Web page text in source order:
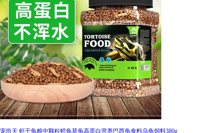
宠尚天 虾干龟粮中颗粒鳄龟草龟高蛋白营养巴西龟食料乌龟饲料380g